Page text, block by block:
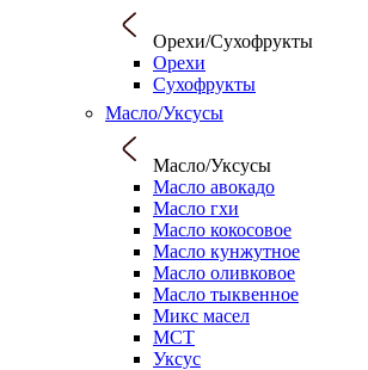
Орехи/Сухофрукты
Орехи
Сухофрукты
Масло/Уксусы
Масло/Уксусы
Масло авокадо
Масло гхи
Масло кокосовое
Масло кунжутное
Масло оливковое
Масло тыквенное
Микс масел
МСТ
Уксус